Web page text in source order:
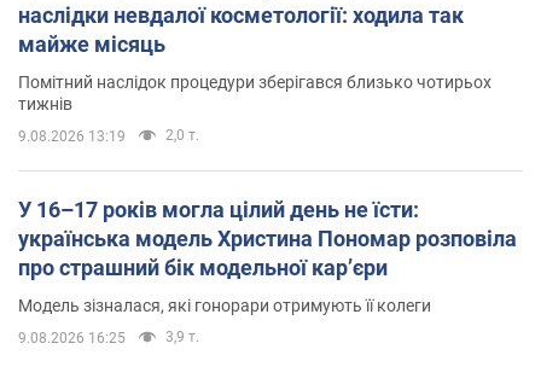
наслідки невдалої косметології: ходила так
майже місяць
Помітний наслідок процедури зберігався близько чотирьох
тижнів
9.08.2026 13:19 2,0 т.
У 16–17 років могла цілий день не їсти:
українська модель Христина Пономар розповіла
про страшний бік модельної кар’єри
Модель зізналася, які гонорари отримують її колеги
9.08.2026 16:25 3,9 т.